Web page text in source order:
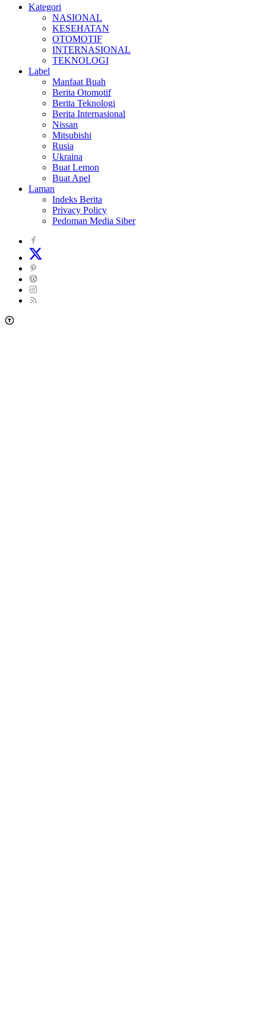
Kategori
NASIONAL
KESEHATAN
OTOMOTIF
INTERNASIONAL
TEKNOLOGI
Label
Manfaat Buah
Berita Otomotif
Berita Teknologi
Berita Internasional
Nissan
Mitsubishi
Rusia
Ukraina
Buat Lemon
Buat Apel
Laman
Indeks Berita
Privacy Policy
Pedoman Media Siber